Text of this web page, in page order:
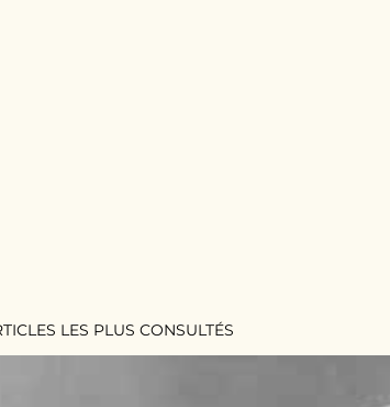
LES PLUS CONSULTÉS